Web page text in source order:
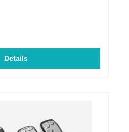
Details